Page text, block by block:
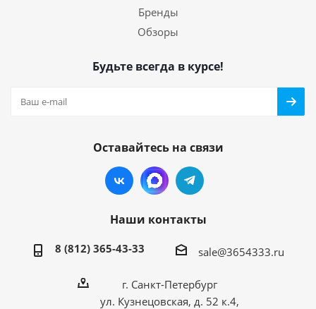
Бренды
Обзоры
Будьте всегда в курсе!
Оставайтесь на связи
Наши контакты
8 (812) 365-43-33 sale@3654333.ru
г. Санкт-Петербург
ул. Кузнецовская, д. 52 к.4,